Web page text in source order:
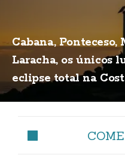
Cabana,
Laracha, os únicos
eclipse total na